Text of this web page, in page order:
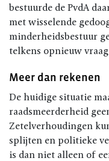
bestuurde de PvdA
met wisselende
minderheidsbestuur
telkens opnieuw
Meer dan rekenen
De huidige situatie
raadsmeerderheid
Zetelverhoudingen
splijten en politieke
is dan niet alleen of